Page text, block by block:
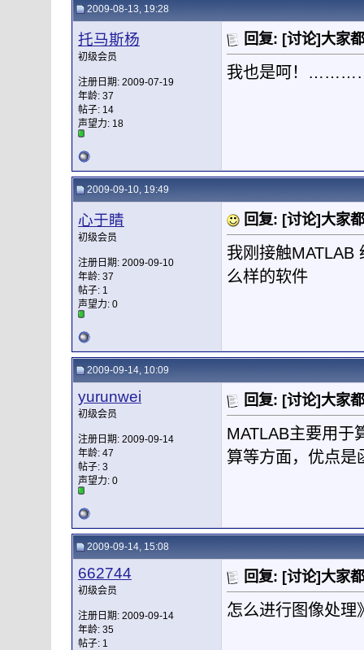
2009-08-13, 19:28
托马斯杨
初级会员
注册日期: 2009-07-19
年龄: 37
帖子: 14
声望力: 18
回复: [讨论]大家
我也是呵！
2009-09-10, 19:49
心于睛
初级会员
注册日期: 2009-09-10
年龄: 37
帖子: 1
声望力: 0
回复: [讨论]大家
我刚接触MATLAB
么样的软件
2009-09-14, 10:09
yurunwei
初级会员
注册日期: 2009-09-14
年龄: 47
帖子: 3
声望力: 0
回复: [讨论]大家
MATLAB主要用于
算等方面，优点是
2009-09-14, 15:08
662744
初级会员
注册日期: 2009-09-14
年龄: 35
帖子: 1
回复: [讨论]大家
怎么进行图像处理